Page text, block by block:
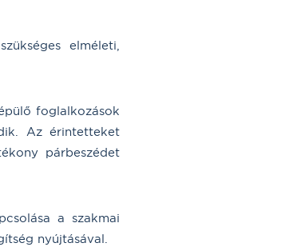
elméleti,
foglalkozások
Az érintetteket
párbeszédet
a szakmai
nyújtásával.